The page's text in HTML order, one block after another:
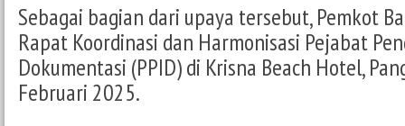
Sebagai bagian dari upaya tersebut, Pemkot
Rapat Koordinasi dan Harmonisasi Pejabat
Dokumentasi (PPID) di Krisna Beach Hotel,
Februari 2025.